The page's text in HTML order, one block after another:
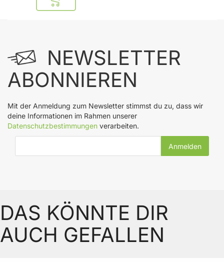
In den Warenkorb
NEWSLETTER
ABONNIEREN
Mit der Anmeldung zum Newsletter stimmst du zu, dass wir
deine Informationen im Rahmen unserer
Datenschutzbestimmungen verarbeiten.
DAS KÖNNTE DIR
AUCH GEFALLEN